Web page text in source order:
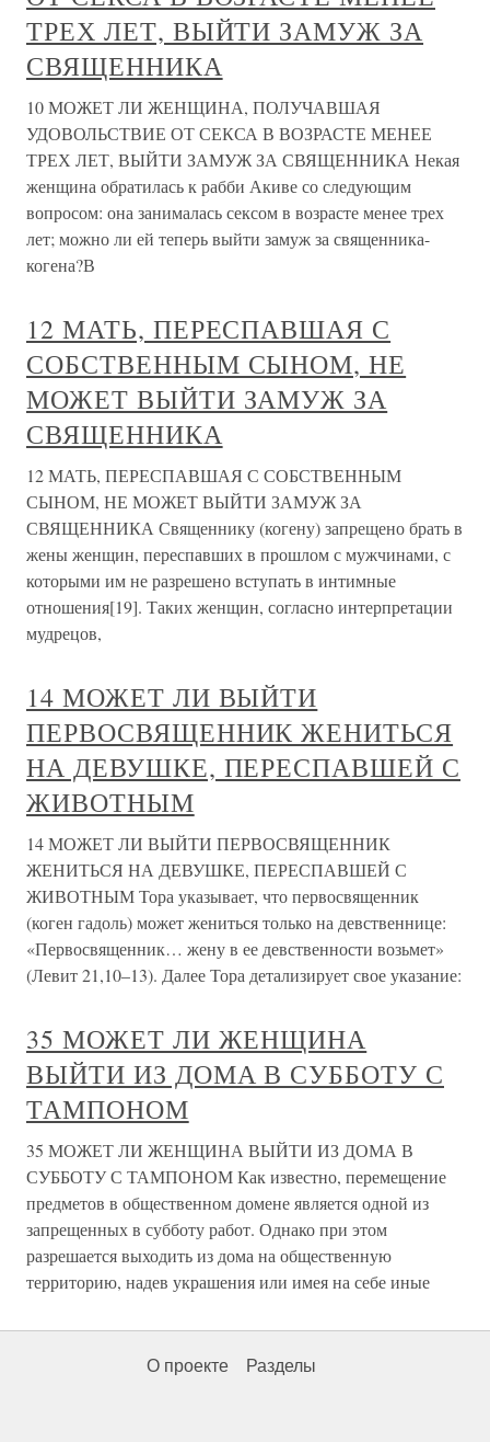
ТРЕХ ЛЕТ, ВЫЙТИ ЗАМУЖ ЗА
СВЯЩЕННИКА
10 МОЖЕТ ЛИ ЖЕНЩИНА, ПОЛУЧАВШАЯ
УДОВОЛЬСТВИЕ ОТ СЕКСА В ВОЗРАСТЕ МЕНЕЕ
ТРЕХ ЛЕТ, ВЫЙТИ ЗАМУЖ ЗА СВЯЩЕННИКА Некая
женщина обратилась к рабби Акиве со следующим
вопросом: она занималась сексом в возрасте менее трех
лет; можно ли ей теперь выйти замуж за священника-
когена?В
12 МАТЬ, ПЕРЕСПАВШАЯ С
СОБСТВЕННЫМ СЫНОМ, НЕ
МОЖЕТ ВЫЙТИ ЗАМУЖ ЗА
СВЯЩЕННИКА
12 МАТЬ, ПЕРЕСПАВШАЯ С СОБСТВЕННЫМ
СЫНОМ, НЕ МОЖЕТ ВЫЙТИ ЗАМУЖ ЗА
СВЯЩЕННИКА Священнику (когену) запрещено брать в
жены женщин, переспавших в прошлом с мужчинами, с
которыми им не разрешено вступать в интимные
отношения[19]. Таких женщин, согласно интерпретации
мудрецов,
14 МОЖЕТ ЛИ ВЫЙТИ
ПЕРВОСВЯЩЕННИК ЖЕНИТЬСЯ
НА ДЕВУШКЕ, ПЕРЕСПАВШЕЙ С
ЖИВОТНЫМ
14 МОЖЕТ ЛИ ВЫЙТИ ПЕРВОСВЯЩЕННИК
ЖЕНИТЬСЯ НА ДЕВУШКЕ, ПЕРЕСПАВШЕЙ С
ЖИВОТНЫМ Тора указывает, что первосвященник
(коген гадоль) может жениться только на девственнице:
«Первосвященник… жену в ее девственности возьмет»
(Левит 21,10–13). Далее Тора детализирует свое указание:
35 МОЖЕТ ЛИ ЖЕНЩИНА
ВЫЙТИ ИЗ ДОМА В СУББОТУ С
ТАМПОНОМ
35 МОЖЕТ ЛИ ЖЕНЩИНА ВЫЙТИ ИЗ ДОМА В
СУББОТУ С ТАМПОНОМ Как известно, перемещение
предметов в общественном домене является одной из
запрещенных в субботу работ. Однако при этом
разрешается выходить из дома на общественную
территорию, надев украшения или имея на себе иные
О проекте Разделы